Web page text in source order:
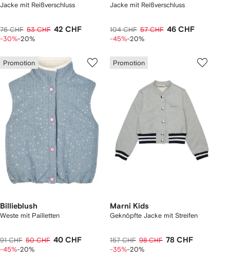
Jacke mit Reißverschluss
76 CHF 53 CHF 42 CHF
-30%-20%
Jacke mit Reißverschluss
104 CHF 57 CHF 46 CHF
-45%-20%
Promotion
Billieblush
Weste mit Pailletten
91 CHF 50 CHF 40 CHF
-45%-20%
Promotion
Marni Kids
Geknöpfte Jacke mit Streifen
157 CHF 98 CHF 78 CHF
-35%-20%